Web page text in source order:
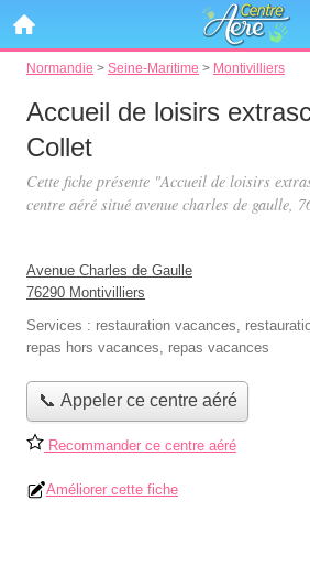
Normandie > Seine-Maritime > Montivilliers
Accueil de loisirs
Collet
Cette fiche présente "Accueil de loisirs
centre aéré situé avenue charles de gaulle,
Avenue Charles de Gaulle
76290 Montivilliers
Services : restauration vacances,
repas hors vacances, repas vacances
📞 Appeler ce centre aéré
Recommander ce centre aéré
Améliorer cette fiche